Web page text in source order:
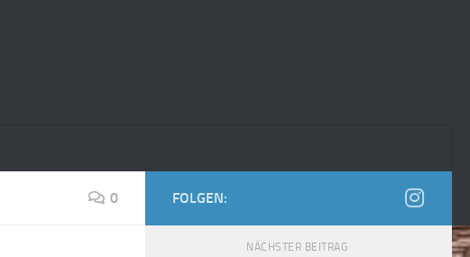
0 FOLGEN:
NÄCHSTER BEITRAG